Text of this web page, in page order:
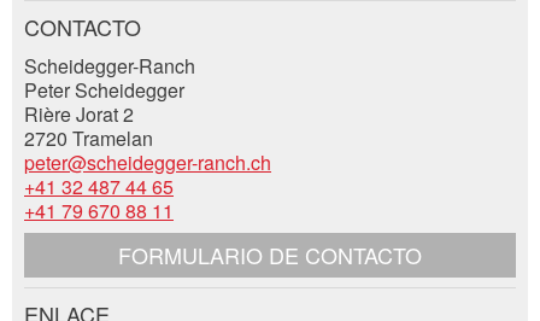
Nachricht
* Entrada obligatoria
Nombre / Apellido *:
Empresa / organización:
Además de dirección:
La calle y no. *:
CONTACTO
Scheidegger-Ranch
Peter Scheidegger
Rière Jorat 2
2720 Tramelan
peter@scheidegger-ranch.ch
+41 32 487 44 65
+41 79 670 88 11
FORMULARIO DE CONTACTO
ENLACE